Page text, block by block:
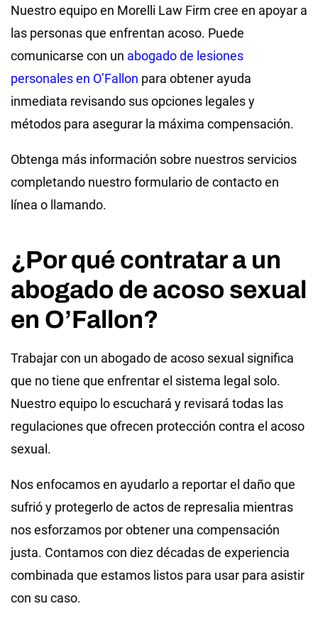
Nuestro equipo en Morelli Law Firm cree en apoyar a
las personas que enfrentan acoso. Puede
comunicarse con un abogado de lesiones
personales en O’Fallon para obtener ayuda
inmediata revisando sus opciones legales y
métodos para asegurar la máxima compensación.
Obtenga más información sobre nuestros servicios
completando nuestro formulario de contacto en
línea o llamando.
¿Por qué contratar a un
abogado de acoso sexual
en O’Fallon?
Trabajar con un abogado de acoso sexual significa
que no tiene que enfrentar el sistema legal solo.
Nuestro equipo lo escuchará y revisará todas las
regulaciones que ofrecen protección contra el acoso
sexual.
Nos enfocamos en ayudarlo a reportar el daño que
sufrió y protegerlo de actos de represalia mientras
nos esforzamos por obtener una compensación
justa. Contamos con diez décadas de experiencia
combinada que estamos listos para usar para asistir
con su caso.